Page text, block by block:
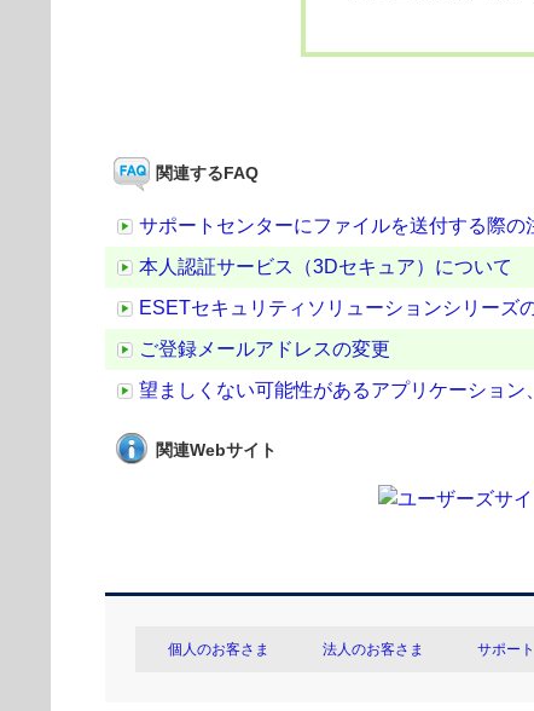
関連するFAQ
サポートセンターにファイルを送付する際の
本人認証サービス（3Dセキュア）について
ESETセキュリティソリューションシリーズ
ご登録メールアドレスの変更
望ましくない可能性があるアプリケーショ
関連Webサイト
個人のお客さま 法人のお客さま サポート